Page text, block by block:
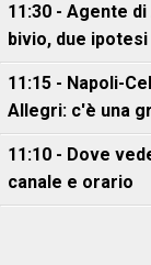
11:30 - Agente
bivio, due
11:15 - Napoli-
Allegri: c'è una
11:10 - Dove
canale e orario